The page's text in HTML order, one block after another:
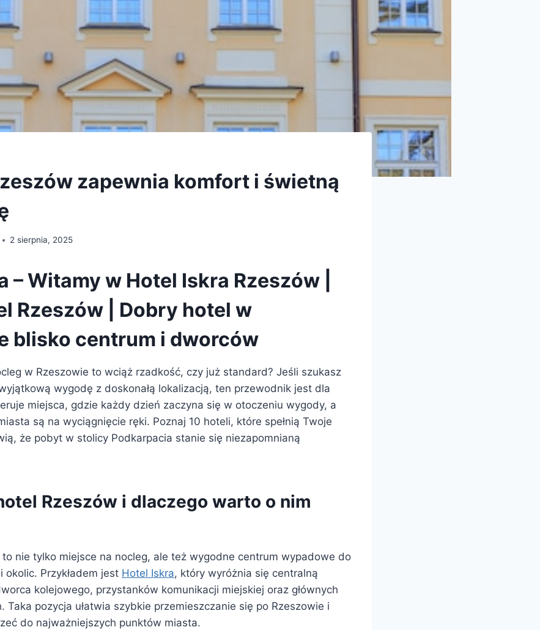
zapewnia komfort i świetną
2 sierpnia, 2025
– Witamy w Hotel Iskra Rzeszów |
Rzeszów | Dobry hotel w
blisko centrum i dworców
w Rzeszowie to wciąż rzadkość, czy już standard? Jeśli szukasz
wygodę z doskonałą lokalizacją, ten przewodnik jest dla
miejsca, gdzie każdy dzień zaczyna się w otoczeniu wygody, a
są na wyciągnięcie ręki. Poznaj 10 hoteli, które spełnią Twoje
że pobyt w stolicy Podkarpacia stanie się niezapomnianą
Rzeszów i dlaczego warto o nim
nie tylko miejsce na nocleg, ale też wygodne centrum wypadowe do
Przykładem jest Hotel Iskra, który wyróżnia się centralną
kolejowego, przystanków komunikacji miejskiej oraz głównych
Taka pozycja ułatwia szybkie przemieszczanie się po Rzeszowie i
do najważniejszych punktów miasta.